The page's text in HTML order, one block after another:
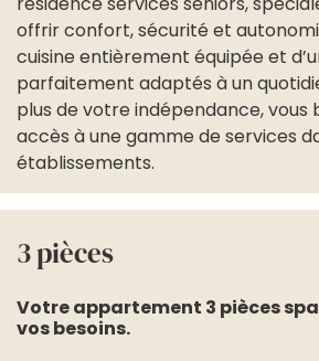
offrir confort, sécurité et
cuisine entièrement équipée et
parfaitement adaptés à un
plus de votre indépendance, vous
accès à une gamme de services
établissements.
3 pièces
Votre appartement 3 pièces
vos besoins.